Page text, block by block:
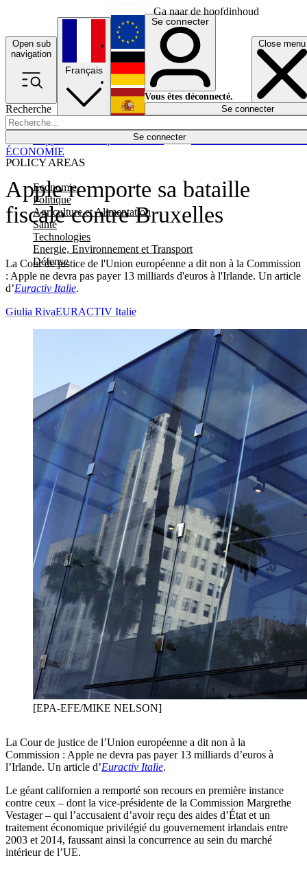
Ga naar de hoofdinhoud
Open sub
navigation
Close menu
Recherche
Se connecter
POLICY AREAS
Economie
Politique
Agriculture et Alimentation
Santé
Technologies
Energie, Environnement et Transport
Défense
Économie
Français
English
Deutsch
Español
Se connecter
Vous êtes déconnecté.
Se connecter
Apple remporte sa bataille
fiscale contre Bruxelles
La Cour de justice de l'Union européenne a dit non à la Commission
: Apple ne devra pas payer 13 milliards d'euros à l'Irlande. Un article
d’Euractiv Italie.
ÉCONOMIE
Giulia RivaEURACTIV Italie
[EPA-EFE/MIKE NELSON]
La Cour de justice de l’Union européenne a dit non à la
Commission : Apple ne devra pas payer 13 milliards d’euros à
l’Irlande. Un article d’Euractiv Italie.
Le géant californien a remporté son recours en première instance
contre ceux – dont la vice-présidente de la Commission Margrethe
Vestager – qui l’accusaient d’avoir reçu des aides d’État et un
traitement économique privilégié du gouvernement irlandais entre
2003 et 2014, faussant ainsi la concurrence au sein du marché
intérieur de l’UE.